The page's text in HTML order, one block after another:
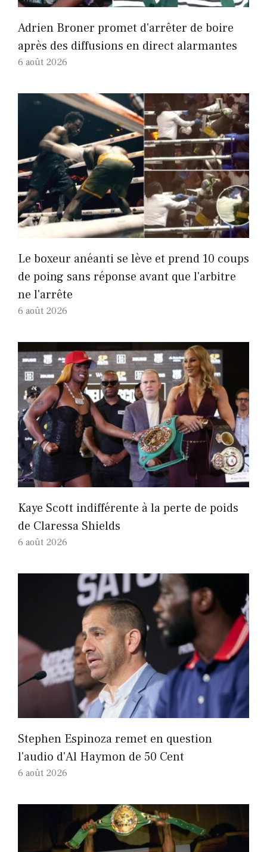
Adrien Broner promet d'arrêter de boire
après des diffusions en direct alarmantes
6 août 2026
Le boxeur anéanti se lève et prend 10 coups
de poing sans réponse avant que l'arbitre
ne l'arrête
6 août 2026
Kaye Scott indifférente à la perte de poids
de Claressa Shields
6 août 2026
Stephen Espinoza remet en question
l'audio d'Al Haymon de 50 Cent
6 août 2026